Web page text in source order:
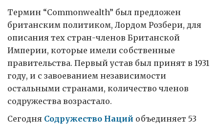
Термин “Commonwealth” был предложен
британским политиком, Лордом Розбери, для
описания тех стран-членов Британской
Империи, которые имели собственные
правительства. Первый устав был принят в 1931
году, и с завоеванием независимости
остальными странами, количество членов
содружества возрастало.
Сегодня Содружество Наций объединяет 53